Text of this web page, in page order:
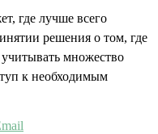
где лучше всего
решения о том, где
множество
к необходимым